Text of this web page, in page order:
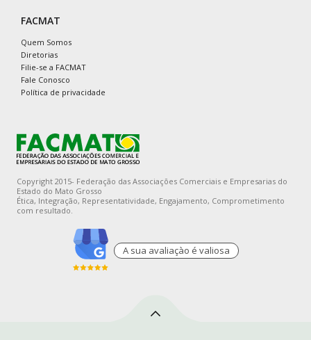
FACMAT
Quem Somos
Diretorias
Filie-se a FACMAT
Fale Conosco
Política de privacidade
Copyright 2015- Federação das Associações Comerciais e Empresarias do
Estado do Mato Grosso
Ética, Integração, Representatividade, Engajamento, Comprometimento
com resultado.
A sua avaliaçào é valiosa